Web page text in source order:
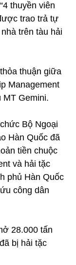
thuyền viên
trao trả tự
trên tàu hải
thuận giữa
Management
MT Gemini.
Bộ Ngoại
Hàn Quốc đã
tiền chuộc
và hải tặc
phủ Hàn Quốc
công dân
28.000 tấn
bị hải tặc